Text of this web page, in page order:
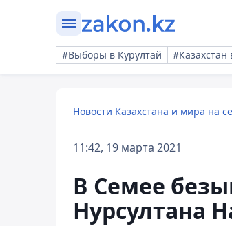
#Выборы в Курултай #Казахстан
Новости Казахстана и мира на
11:42, 19 марта 2021
В Семее
Нурсултана